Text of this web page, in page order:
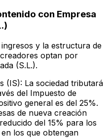
con Empresa
y la estructura de
optan por
(S.L.).
(IS): La sociedad tributará
del Impuesto de
general es del 25%.
de nueva creación
del 15% para los
los que obtengan